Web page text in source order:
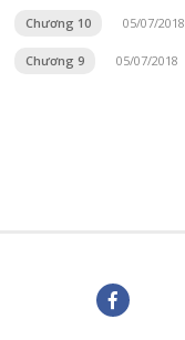
Chương 10 05/07/2018
Chương 9 05/07/2018